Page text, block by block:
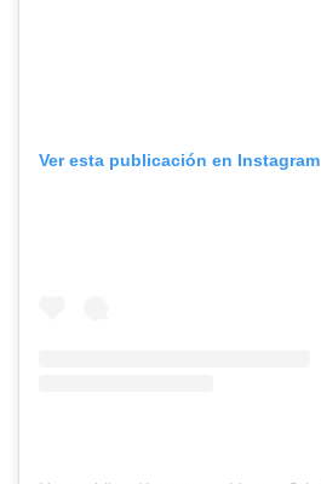
Ver esta publicación en Instagram